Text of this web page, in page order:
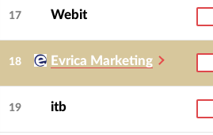
17 Webit
18 Evrica Marketing
19 itb